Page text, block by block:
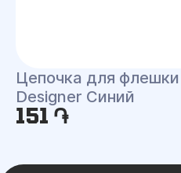
Цепочка для флешки
Designer Синий
151 ֏